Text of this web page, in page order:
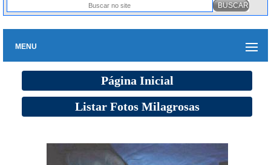
MENU
Página Inicial
Listar Fotos Milagrosas